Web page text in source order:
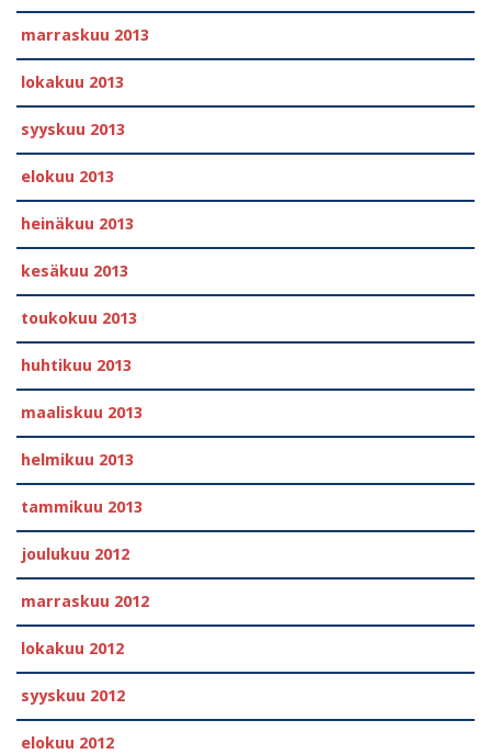
marraskuu 2013
lokakuu 2013
syyskuu 2013
elokuu 2013
heinäkuu 2013
kesäkuu 2013
toukokuu 2013
huhtikuu 2013
maaliskuu 2013
helmikuu 2013
tammikuu 2013
joulukuu 2012
marraskuu 2012
lokakuu 2012
syyskuu 2012
elokuu 2012